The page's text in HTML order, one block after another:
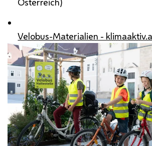
Velobus-Materialien -